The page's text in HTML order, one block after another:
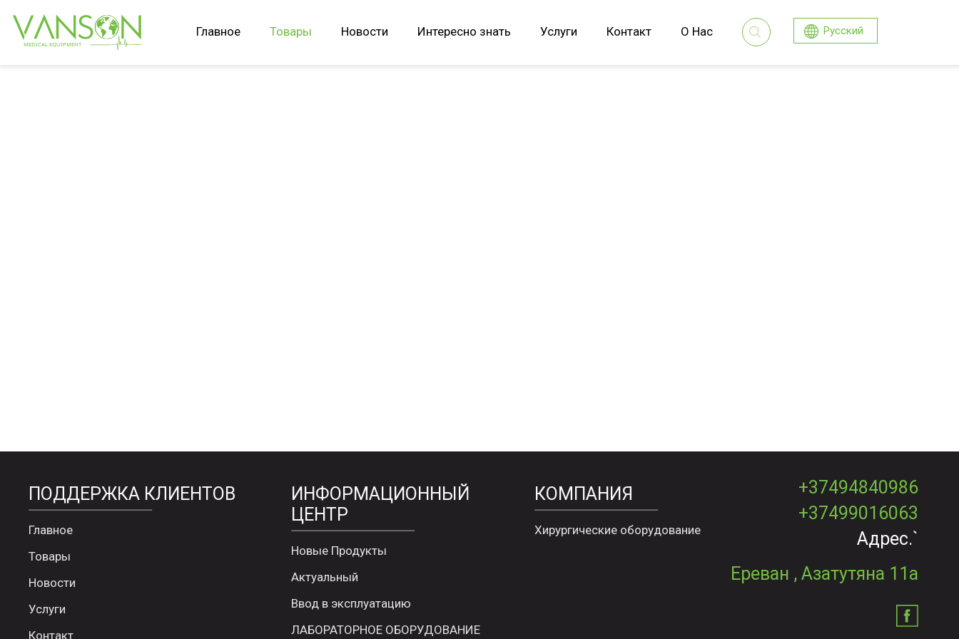
Главное Товары Новости Интересно знать Услуги Контакт О Нас Русский
ПОДДЕРЖКА КЛИЕНТОВ
Главное
Товары
Новости
Услуги
Контакт
ИНФОРМАЦИОННЫЙ
ЦЕНТР
Новые Продукты
Актуальный
Ввод в эксплуатацию
ЛАБОРАТОРНОЕ ОБОРУДОВАНИЕ
КОМПАНИЯ
Хирургические оборудование
+37494840986
+37499016063
Адрес.`
Ереван , Азатутяна 11а